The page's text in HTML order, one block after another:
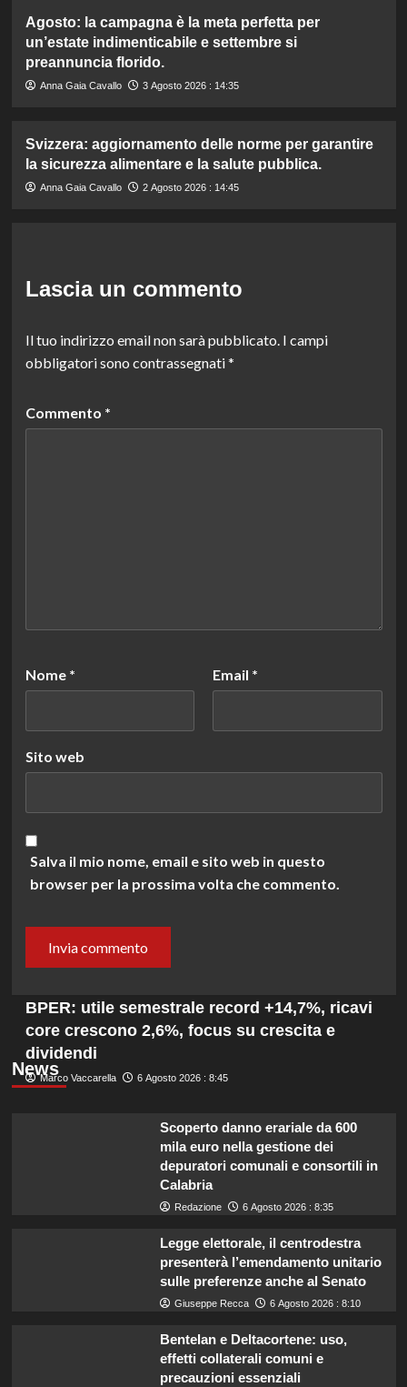
Agosto: la campagna è la meta perfetta per
un’estate indimenticabile e settembre si
preannuncia florido.
Anna Gaia Cavallo 3 Agosto 2026 : 14:35
Svizzera: aggiornamento delle norme per garantire
la sicurezza alimentare e la salute pubblica.
Anna Gaia Cavallo 2 Agosto 2026 : 14:45
Lascia un commento
Il tuo indirizzo email non sarà pubblicato. I campi
obbligatori sono contrassegnati*
Commento *
Nome * Email *
Sito web
Salva il mio nome, email e sito web in questo
browser per la prossima volta che commento.
News
BPER: utile semestrale record +14,7%, ricavi
core crescono 2,6%, focus su crescita e
dividendi
Marco Vaccarella 6 Agosto 2026 : 8:45
Scoperto danno erariale da 600
mila euro nella gestione dei
depuratori comunali e consortili in
Calabria
Redazione 6 Agosto 2026 : 8:35
Legge elettorale, il centrodestra
presenterà l’emendamento unitario
sulle preferenze anche al Senato
Giuseppe Recca 6 Agosto 2026 : 8:10
Bentelan e Deltacortene: uso,
effetti collaterali comuni e
precauzioni essenziali